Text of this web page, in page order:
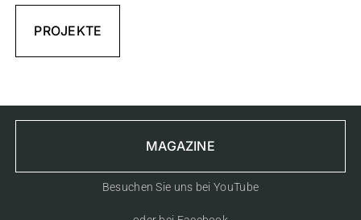
PROJEKTE
MAGAZINE
Besuchen Sie uns bei YouTube